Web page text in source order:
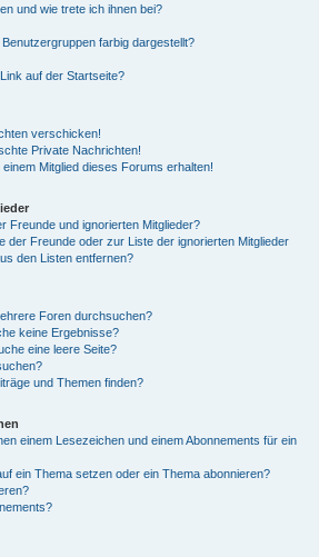
und wie trete ich ihnen bei?
farbig dargestellt?
auf der Startseite?
verschicken!
Private Nachrichten!
Mitglied dieses Forums erhalten!
Freunde und ignorierten Mitglieder?
der Freunde oder zur Liste der ignorierten Mitglieder
den Listen entfernen?
Foren durchsuchen?
keine Ergebnisse?
eine leere Seite?
und Themen finden?
einem Lesezeichen und einem Abonnements für ein
ein Thema setzen oder ein Thema abonnieren?